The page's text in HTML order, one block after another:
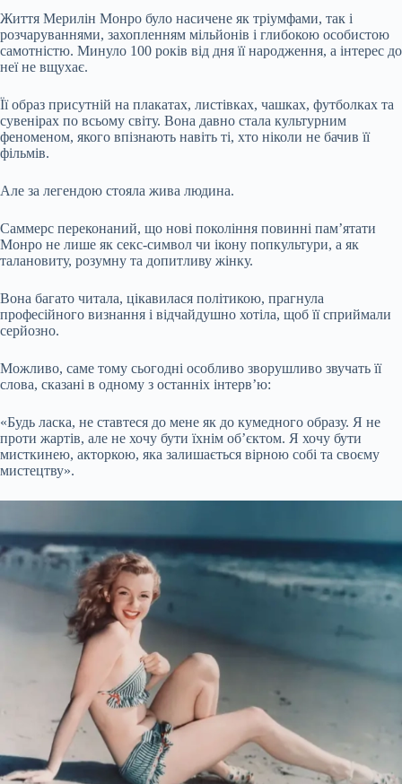
Життя Мерилін Монро було насичене як тріумфами, так і
розчаруваннями, захопленням мільйонів і глибокою особистою
самотністю. Минуло 100 років від дня її народження, а інтерес до
неї не вщухає.
Її образ присутній на плакатах, листівках, чашках, футболках та
сувенірах по всьому світу. Вона давно стала культурним
феноменом, якого впізнають навіть ті, хто ніколи не бачив її
фільмів.
Але за легендою стояла жива людина.
Саммерс переконаний, що нові покоління повинні пам’ятати
Монро не лише як секс-символ чи ікону попкультури, а як
талановиту, розумну та допитливу жінку.
Вона багато читала, цікавилася політикою, прагнула
професійного визнання і відчайдушно хотіла, щоб її сприймали
серйозно.
Можливо, саме тому сьогодні особливо зворушливо звучать її
слова, сказані в одному з останніх інтерв’ю:
«Будь ласка, не ставтеся до мене як до кумедного образу. Я не
проти жартів, але не хочу бути їхнім об’єктом. Я хочу бути
мисткинею, акторкою, яка залишається вірною собі та своєму
мистецтву».